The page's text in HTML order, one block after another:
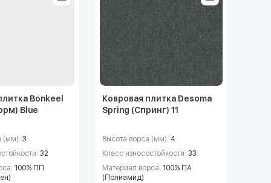
Bonkeel
Blue
(мм): 3
32
100% ПП
Ковровая плитка Desoma
Spring (Спринг) 11
Высота ворса (мм): 4
Класс износостойкости: 33
Материал ворса: 100% ПА
(Полиамид)